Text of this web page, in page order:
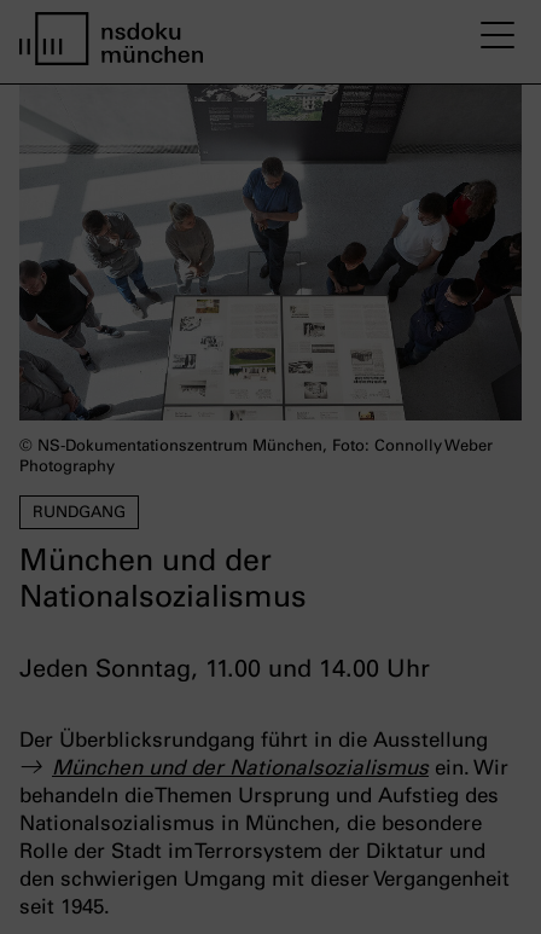
RUNDGANG
München und der
Nationalsozialismus
Jeden Sonntag, 11.00 und 14.00 Uhr
© NS-Dokumentationszentrum München, Foto: Connolly Weber
Photography
Der Überblicksrundgang führt in die Ausstellung
München und der Nationalsozialismus ein. Wir
behandeln die Themen Ursprung und Aufstieg des
Nationalsozialismus in München, die besondere
Rolle der Stadt im Terrorsystem der Diktatur und
den schwierigen Umgang mit dieser Vergangenheit
seit 1945.